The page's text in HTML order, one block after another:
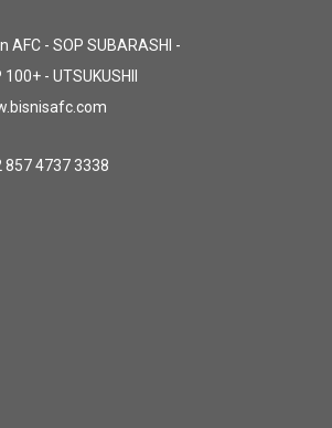
AFC - SOP SUBARASHI -
100+ - UTSUKUSHII
857 4737 3338